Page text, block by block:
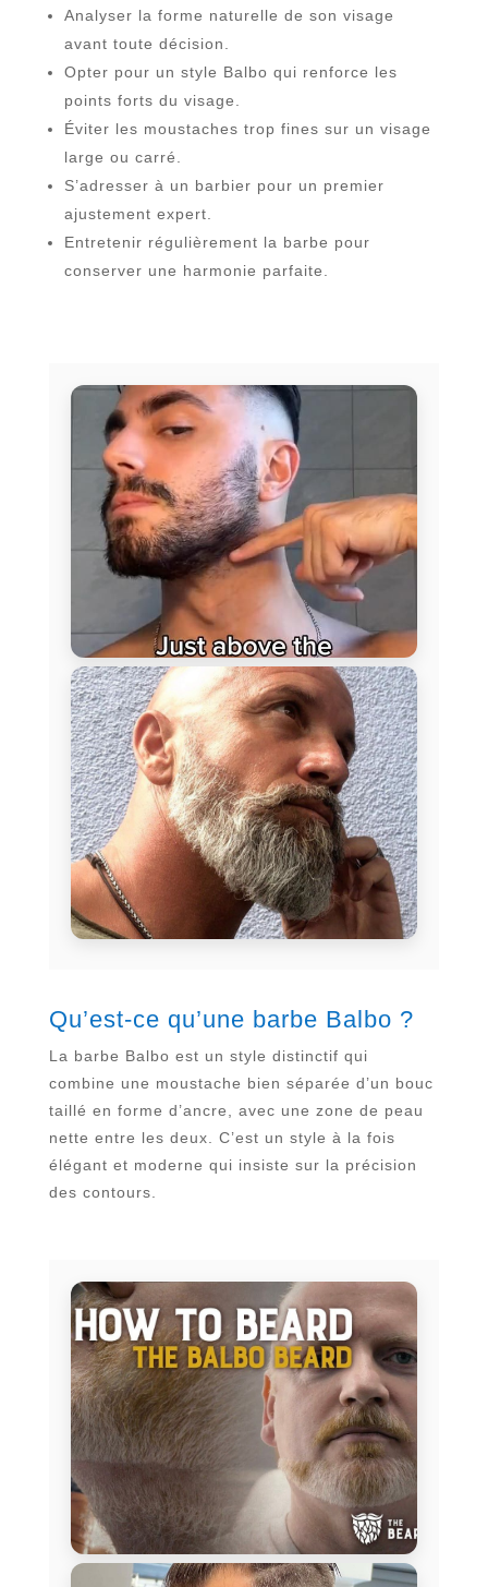
Analyser la forme naturelle de son visage
avant toute décision.
Opter pour un style Balbo qui renforce les
points forts du visage.
Éviter les moustaches trop fines sur un visage
large ou carré.
S’adresser à un barbier pour un premier
ajustement expert.
Entretenir régulièrement la barbe pour
conserver une harmonie parfaite.
Qu’est-ce qu’une barbe Balbo ?
La barbe Balbo est un style distinctif qui
combine une moustache bien séparée d’un bouc
taillé en forme d’ancre, avec une zone de peau
nette entre les deux. C’est un style à la fois
élégant et moderne qui insiste sur la précision
des contours.